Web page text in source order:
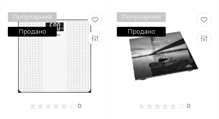
Популярний
Продано
0
Популярний
Продано
0